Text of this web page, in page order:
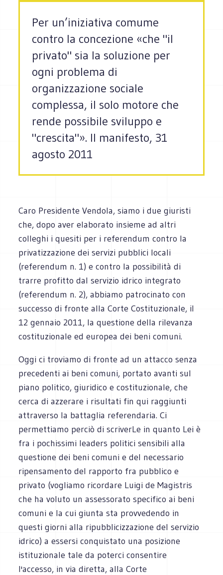
Per un’iniziativa comume
contro la concezione «che "il
privato" sia la soluzione per
ogni problema di
organizzazione sociale
complessa, il solo motore che
rende possibile sviluppo e
"crescita"». Il manifesto, 31
agosto 2011
Caro Presidente Vendola, siamo i due giuristi
che, dopo aver elaborato insieme ad altri
colleghi i quesiti per i referendum contro la
privatizzazione dei servizi pubblici locali
(referendum n. 1) e contro la possibilità di
trarre profitto dal servizio idrico integrato
(referendum n. 2), abbiamo patrocinato con
successo di fronte alla Corte Costituzionale, il
12 gennaio 2011, la questione della rilevanza
costituzionale ed europea dei beni comuni.
Oggi ci troviamo di fronte ad un attacco senza
precedenti ai beni comuni, portato avanti sul
piano politico, giuridico e costituzionale, che
cerca di azzerare i risultati fin qui raggiunti
attraverso la battaglia referendaria. Ci
permettiamo perciò di scriverLe in quanto Lei è
fra i pochissimi leaders politici sensibili alla
questione dei beni comuni e del necessario
ripensamento del rapporto fra pubblico e
privato (vogliamo ricordare Luigi de Magistris
che ha voluto un assessorato specifico ai beni
comuni e la cui giunta sta provvedendo in
questi giorni alla ripubblicizzazione del servizio
idrico) a essersi conquistato una posizione
istituzionale tale da poterci consentire
l'accesso, in via diretta, alla Corte